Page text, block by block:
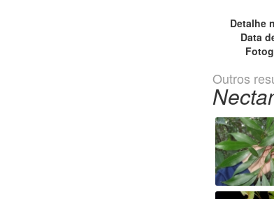
Detalhe
Data
Outros